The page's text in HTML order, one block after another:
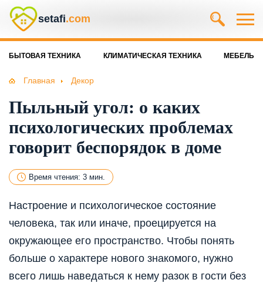
setafi.com
БЫТОВАЯ ТЕХНИКА КЛИМАТИЧЕСКАЯ ТЕХНИКА МЕБЕЛЬ
Главная Декор
Пыльный угол: о каких
психологических проблемах
говорит беспорядок в доме
Время чтения: 3 мин.
Настроение и психологическое состояние
человека, так или иначе, проецируется на
окружающее его пространство. Чтобы понять
больше о характере нового знакомого, нужно
всего лишь наведаться к нему разок в гости без